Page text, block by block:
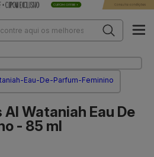
Wataniah Eau De
- 85 ml